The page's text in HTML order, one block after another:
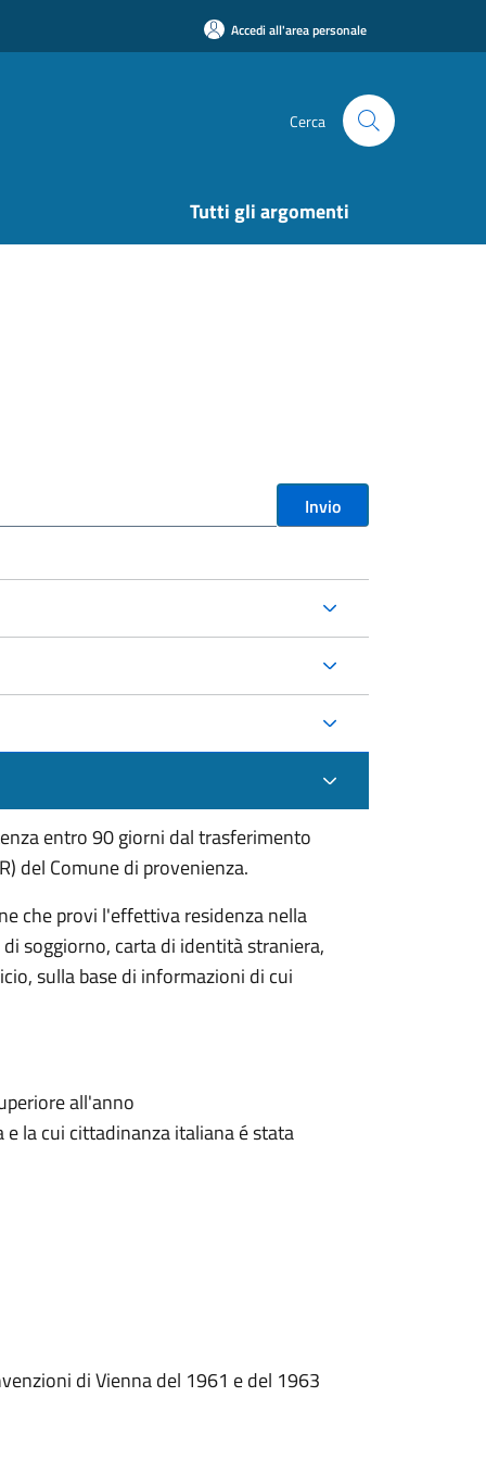
Accedi all'area personale
Cerca
Tutti gli argomenti
Invio
entro 90 giorni dal trasferimento
del Comune di provenienza.
che provi l'effettiva residenza nella
soggiorno, carta di identità straniera,
sulla base di informazioni di cui
all'anno
la cui cittadinanza italiana é stata
di Vienna del 1961 e del 1963